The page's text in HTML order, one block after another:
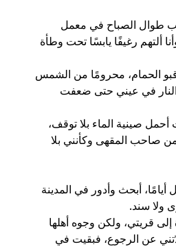
طوال الصباح في معمل
ألتهم رغيفًا يابسًا تحت وطأة
الحمام، محرومًا من الشمس
في عيني حتى ضعفت
صينية الماء بلا توقف،
صاحب المقهى وكأنني بلا
أيامًا، أبحث وأدور في المدينة
ولا سند.
قريتي، ولكن وجوه أهلها
عن الرجوع، فبقيت في